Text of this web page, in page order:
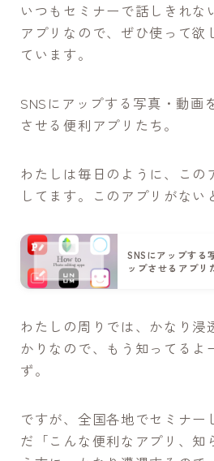
いつもセミナーで話しきれな
アプリなので、ぜひ使って欲
ています。
SNSにアップする写真・動画
させる便利アプリたち。
わたしは毎日のように、この
してます。このアプリがない
SNSにアップする
ップさせるアプリ
わたしの周りでは、かなり浸
かりなので、もう知ってるよ
ず。
ですが、全国各地でセミナー
だ「こんな便利なアプリ、知